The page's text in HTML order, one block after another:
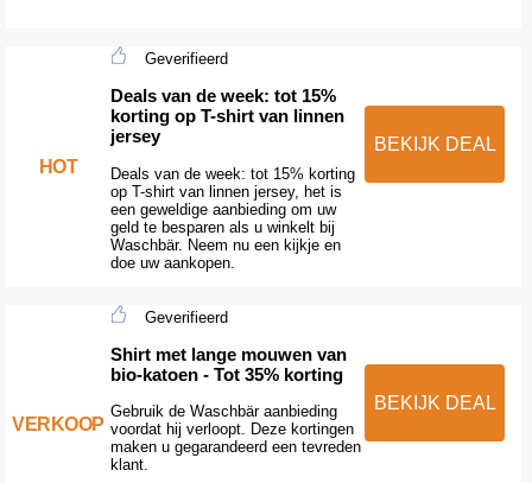
HOT
Geverifieerd
Deals van de week: tot 15%
korting op T-shirt van linnen
jersey
Deals van de week: tot 15% korting
op T-shirt van linnen jersey, het is
een geweldige aanbieding om uw
geld te besparen als u winkelt bij
Waschbär. Neem nu een kijkje en
doe uw aankopen.
BEKIJK DEAL
VERKOOP
Geverifieerd
Shirt met lange mouwen van
bio-katoen - Tot 35% korting
Gebruik de Waschbär aanbieding
voordat hij verloopt. Deze kortingen
maken u gegarandeerd een tevreden
klant.
BEKIJK DEAL